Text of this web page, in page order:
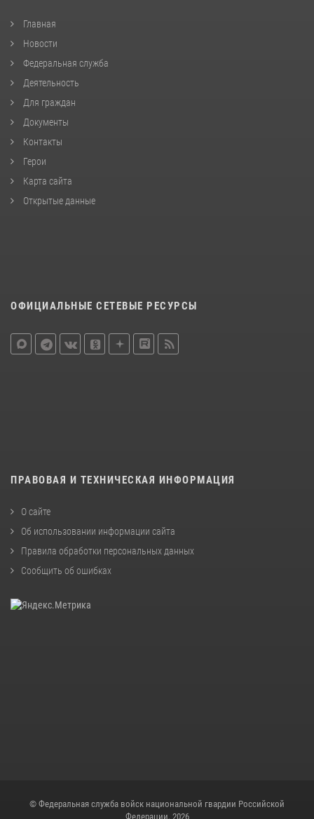
Главная
Новости
Федеральная служба
Деятельность
Для граждан
Документы
Контакты
Герои
Карта сайта
Открытые данные
ОФИЦИАЛЬНЫЕ СЕТЕВЫЕ РЕСУРСЫ
ПРАВОВАЯ И ТЕХНИЧЕСКАЯ ИНФОРМАЦИЯ
О сайте
Об использовании информации сайта
Правила обработки персональных данных
Сообщить об ошибках
© Федеральная служба войск национальной гвардии Российской
Федерации, 2026